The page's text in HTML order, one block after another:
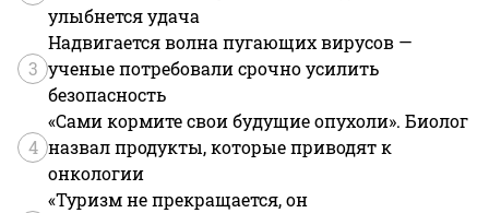
улыбнется удача
3
Надвигается волна пугающих вирусов —
ученые потребовали срочно усилить
безопасность
4
«Сами кормите свои будущие опухоли». Биолог
назвал продукты, которые приводят к
онкологии
«Туризм не прекращается, он